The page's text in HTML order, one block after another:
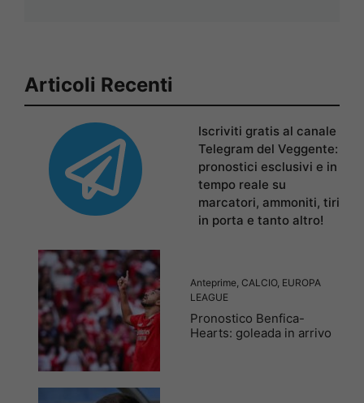
Articoli Recenti
Iscriviti gratis al canale
Telegram del Veggente:
pronostici esclusivi e in
tempo reale su
marcatori, ammoniti, tiri
in porta e tanto altro!
Anteprime, CALCIO, EUROPA
LEAGUE
Pronostico Benfica-
Hearts: goleada in arrivo